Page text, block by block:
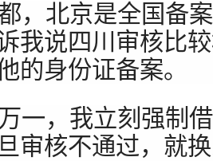
，北京是全国备
我说四川审核比
的身份证备案。
一，我立刻强制
审核不通过，就